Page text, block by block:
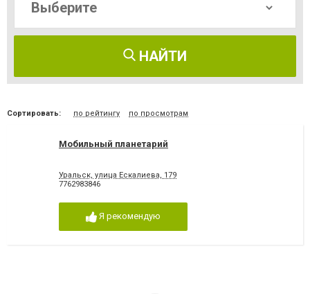
НАЙТИ
Сортировать: по рейтингу по просмотрам
Мобильный планетарий
Уральск, улица Ескалиева, 179
7762983846
Я рекомендую